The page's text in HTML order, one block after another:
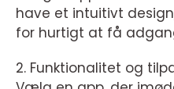
have et intuitivt
for hurtigt at få
2. Funktionalitet og